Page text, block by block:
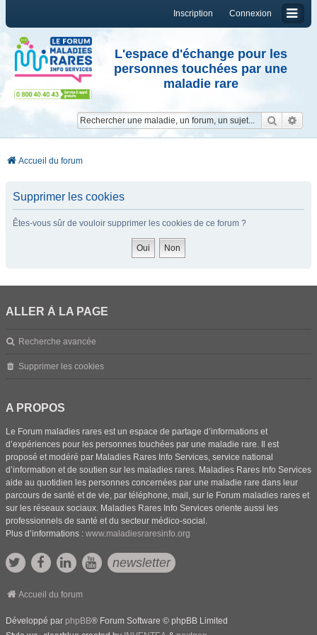
Connexion
Inscription
L'espace d'échange pour les
personnes touchées par une
maladie rare
Accueil du forum
Supprimer les cookies
Êtes-vous sûr de vouloir supprimer les cookies de ce forum ?
ALLER À LA PAGE
Recherche avancée
Supprimer les cookies
A PROPOS
Le Forum maladies rares est un espace de partage d’informations et
d’expériences pour les personnes touchées par une maladie rare. Il est
proposé et modéré par Maladies Rares Info Services, service national
d’information et de soutien sur les maladies rares. Maladies Rares Info Services
aide au quotidien les personnes concernées par une maladie rare dans leur
parcours de santé et de vie, par téléphone, mail, sur le Forum maladies rares et
sur les réseaux sociaux. Maladies Rares Info Services oriente aussi les
professionnels de santé et du secteur médico-social.
Plus d’informations : www.maladiesraresinfo.org
newsletter
Accueil du forum
Développé par phpBB® Forum Software © phpBB Limited